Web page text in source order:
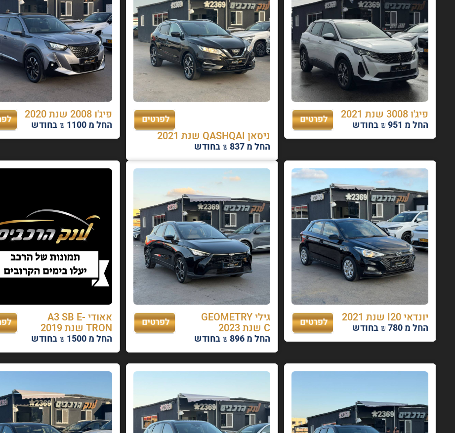
פיג'ו 3008 שנת 2021
החל מ 951 ₪ בחודש
ניסאן QASHQAI שנת 2021
החל מ 837 ₪ בחודש
פיג'ו 2008 שנת 2020
החל מ 1100 ₪ בחודש
יונדאי I20 שנת 2021
החל מ 780 ₪ בחודש
גילי GEOMETRY
C שנת 2023
החל מ 896 ₪ בחודש
אאודי A3 SB E-
TRON שנת 2019
החל מ 1500 ₪ בחודש